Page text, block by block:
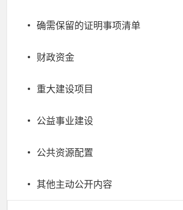
确需保留的证明事项清单
财政资金
重大建设项目
公益事业建设
公共资源配置
其他主动公开内容